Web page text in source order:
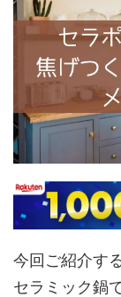
今回ご紹介す
セラミック鍋